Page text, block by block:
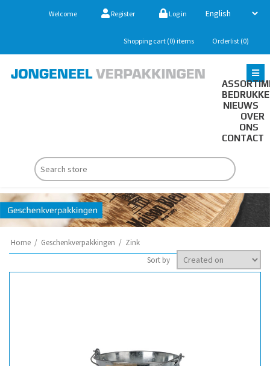
Welcome Register Log in
Shopping cart (0) items Orderlist (0)
NIEUWS
OVER
ONS
CONTACT
Home / Geschenkverpakkingen / Zink
Sort by